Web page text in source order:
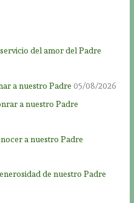
del amor del Padre
a nuestro Padre 05/08/2026
a nuestro Padre
a nuestro Padre
de nuestro Padre